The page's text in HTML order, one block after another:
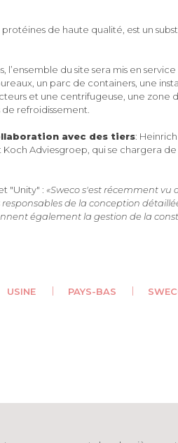
de haute qualité, est un
l’ensemble du site sera mis en service
un parc de containers, une
et une centrifugeuse, une zone
refroidissement.
avec des tiers:
Adviesgroep, qui se chargera
"Unity" : «Sweco s'est récemment vu
de la conception
également la gestion de la
USINE PAYS-BAS